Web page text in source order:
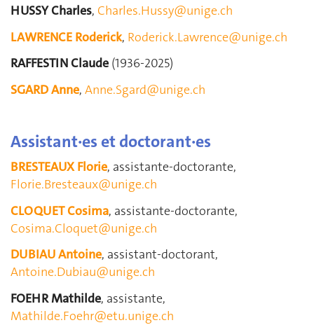
HUSSY Charles, Charles.Hussy@unige.ch
LAWRENCE Roderick, Roderick.Lawrence@unige.ch
RAFFESTIN Claude (1936-2025)
SGARD Anne, Anne.Sgard@unige.ch
Assistant·es et doctorant·es
BRESTEAUX Florie, assistante-doctorante,
Florie.Bresteaux@unige.ch
CLOQUET Cosima, assistante-doctorante,
Cosima.Cloquet@unige.ch
DUBIAU Antoine, assistant-doctorant,
Antoine.Dubiau@unige.ch
FOEHR Mathilde, assistante,
Mathilde.Foehr@etu.unige.ch